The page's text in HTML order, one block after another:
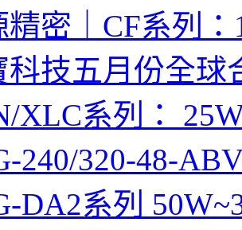
精密｜CF系列：
科技五月份全球
XLC系列：
240/320-48-
DA2系列